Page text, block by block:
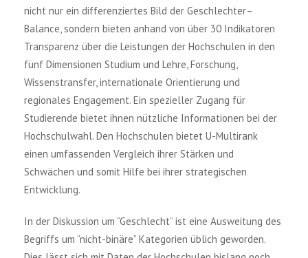
nicht nur ein differenziertes Bild der Geschlechter–
Balance, sondern bieten anhand von über 30 Indikatoren
Transparenz über die Leistungen der Hochschulen in den
fünf Dimensionen Studium und Lehre, Forschung,
Wissenstransfer, internationale Orientierung und
regionales Engagement. Ein spezieller Zugang für
Studierende bietet ihnen nützliche Informationen bei der
Hochschulwahl. Den Hochschulen bietet U-Multirank
einen umfassenden Vergleich ihrer Stärken und
Schwächen und somit Hilfe bei ihrer strategischen
Entwicklung.
In der Diskussion um “Geschlecht” ist eine Ausweitung des
Begriffs um “nicht-binäre” Kategorien üblich geworden.